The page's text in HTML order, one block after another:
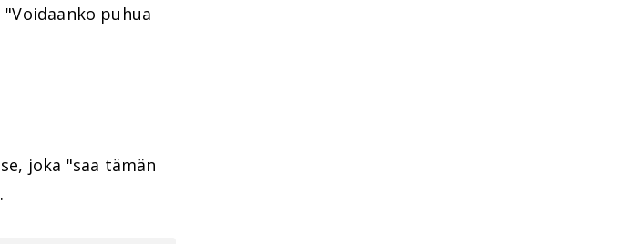
puhua
joka "saa tämän